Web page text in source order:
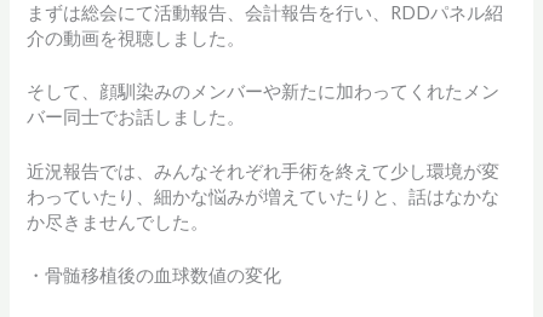
まずは総会にて活動報告、会計報告を行い、RDDパネル紹
介の動画を視聴しました。
そして、顔馴染みのメンバーや新たに加わってくれたメン
バー同士でお話しました。
近況報告では、みんなそれぞれ手術を終えて少し環境が変
わっていたり、細かな悩みが増えていたりと、話はなかな
か尽きませんでした。
・骨髄移植後の血球数値の変化